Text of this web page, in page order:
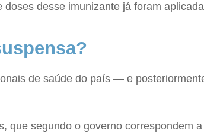
desse imunizante já foram
de saúde do país — e
que segundo o governo correspondem